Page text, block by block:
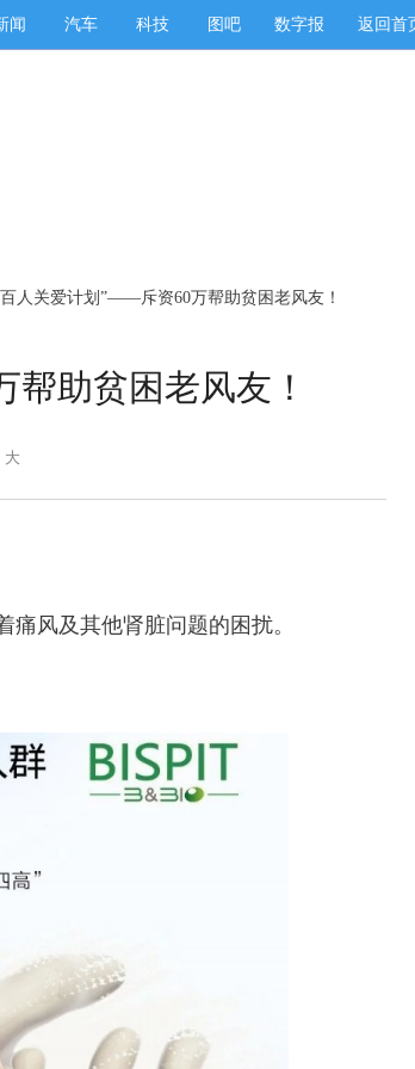
闻 汽车 科技 图吧 数字报 返回首
人关爱计划”——斥资60万帮助贫困老风友！
助贫困老风友！
大
风及其他肾脏问题的困扰。